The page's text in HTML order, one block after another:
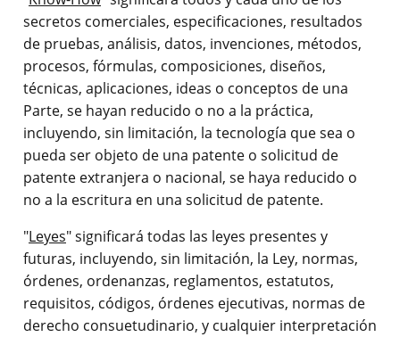
secretos comerciales, especificaciones, resultados
de pruebas, análisis, datos, invenciones, métodos,
procesos, fórmulas, composiciones, diseños,
técnicas, aplicaciones, ideas o conceptos de una
Parte, se hayan reducido o no a la práctica,
incluyendo, sin limitación, la tecnología que sea o
pueda ser objeto de una patente o solicitud de
patente extranjera o nacional, se haya reducido o
no a la escritura en una solicitud de patente.
"Leyes" significará todas las leyes presentes y
futuras, incluyendo, sin limitación, la Ley, normas,
órdenes, ordenanzas, reglamentos, estatutos,
requisitos, códigos, órdenes ejecutivas, normas de
derecho consuetudinario, y cualquier interpretación